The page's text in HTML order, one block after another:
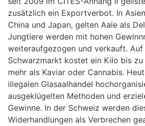
zusätzlich ein Exportverbot. In
China und Japan, gelten Aale als
Jungtiere werden mit hohen
weiteraufgezogen und verkauft. Auf
Schwarzmarkt kostet ein Kilo bis zu
mehr als Kaviar oder Cannabis.
illegalen Glasaalhandel
ausgeklügelten Methoden und
Gewinne. In der Schweiz werden
Widerhandlungen als Verbrechen